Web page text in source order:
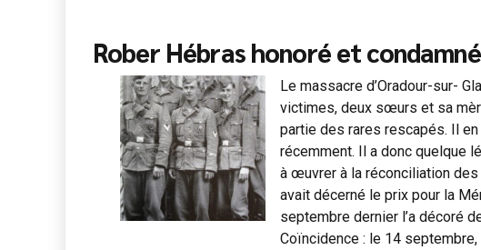
Rober Hébras honoré et
Le massacre d’Oradour-sur-
victimes, deux sœurs et sa
partie des rares rescapés. Il
récemment. Il a donc quelque
à œuvrer à la réconciliation des
avait décerné le prix pour la
septembre dernier l’a décoré
Coïncidence : le 14 septembre,